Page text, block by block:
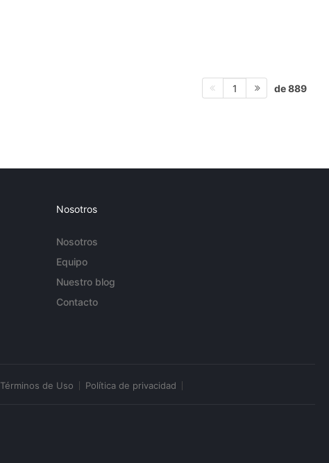
1 de 889
Nosotros
Nosotros
Equipo
Nuestro blog
Contacto
Términos de Uso Política de privacidad